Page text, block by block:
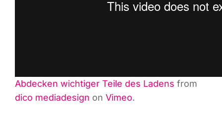
Abde­cken wich­ti­ger Tei­le des Ladens from
dico media­de­sign on Vimeo.